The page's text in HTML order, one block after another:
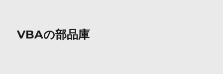
VBAの部品庫